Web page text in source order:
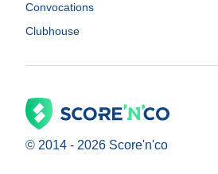
Convocations
Clubhouse
© 2014 - 2026 Score'n'co